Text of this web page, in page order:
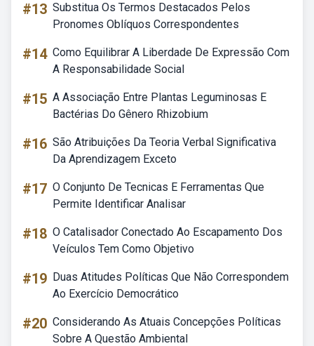
#13 Substitua Os Termos Destacados Pelos
Pronomes Oblíquos Correspondentes
#14 Como Equilibrar A Liberdade De Expressão Com
A Responsabilidade Social
#15 A Associação Entre Plantas Leguminosas E
Bactérias Do Gênero Rhizobium
#16 São Atribuições Da Teoria Verbal Significativa
Da Aprendizagem Exceto
#17 O Conjunto De Tecnicas E Ferramentas Que
Permite Identificar Analisar
#18 O Catalisador Conectado Ao Escapamento Dos
Veículos Tem Como Objetivo
#19 Duas Atitudes Políticas Que Não Correspondem
Ao Exercício Democrático
#20 Considerando As Atuais Concepções Políticas
Sobre A Questão Ambiental